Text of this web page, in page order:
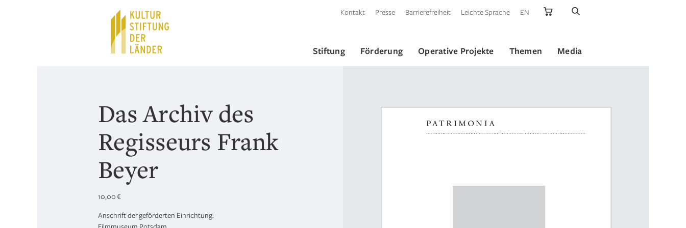
Kontakt Presse Barrierefreiheit Leichte Sprache EN
Stiftung Förderung Operative Projekte Themen Media
Das Archiv des
Regisseurs Frank
Beyer
10,00€
Anschrift der geförderten Einrichtung: